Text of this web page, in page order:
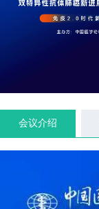
会议介绍